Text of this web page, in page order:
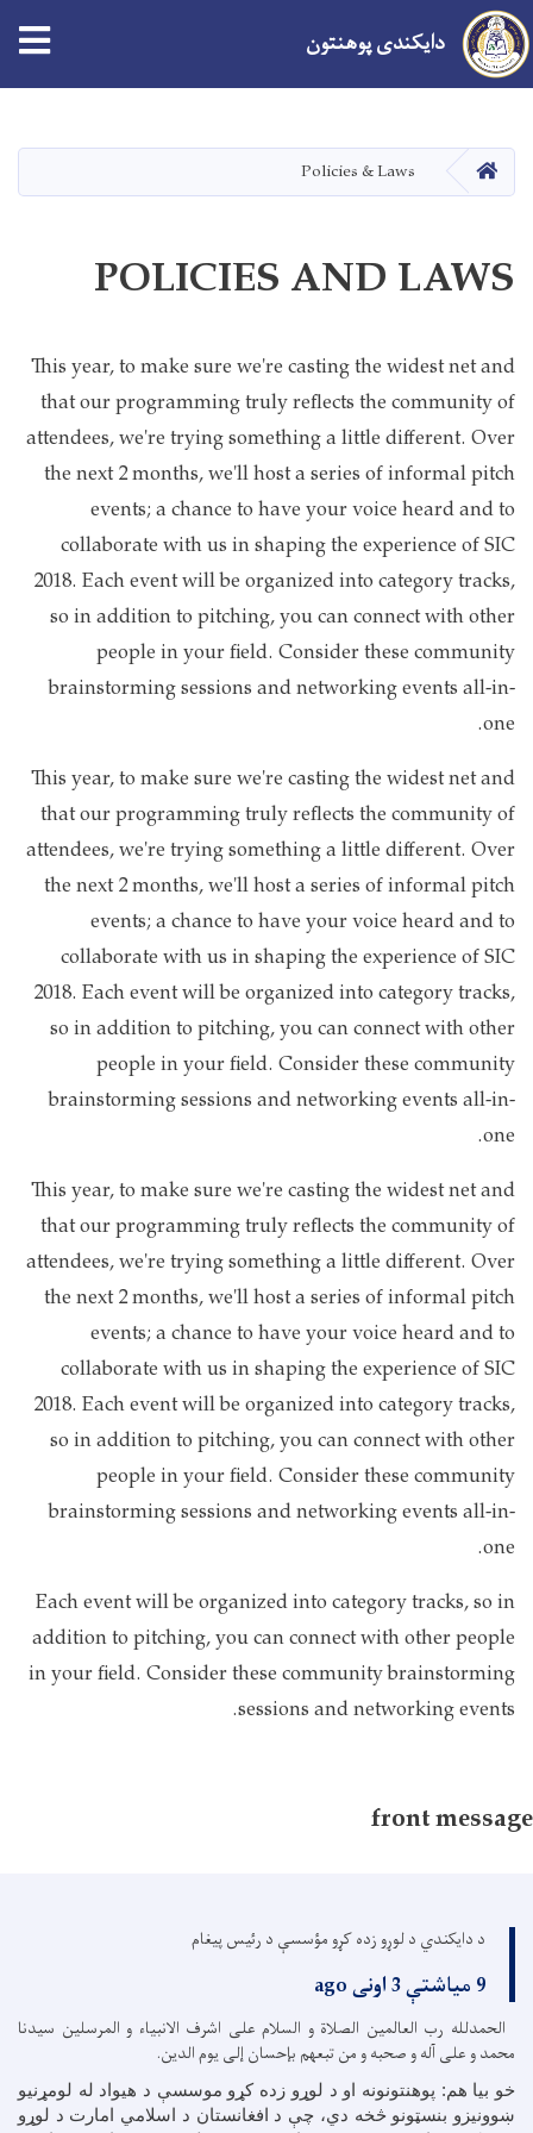
دایکندی پوهنتون
کور Policies & Laws
POLICIES AND LAWS
This year, to make sure we're casting the widest net and
that our programming truly reflects the community of
attendees, we're trying something a little different. Over
the next 2 months, we'll host a series of informal pitch
events; a chance to have your voice heard and to
collaborate with us in shaping the experience of SIC
2018. Each event will be organized into category tracks,
so in addition to pitching, you can connect with other
people in your field. Consider these community
brainstorming sessions and networking events all-in-
one.
This year, to make sure we're casting the widest net and
that our programming truly reflects the community of
attendees, we're trying something a little different. Over
the next 2 months, we'll host a series of informal pitch
events; a chance to have your voice heard and to
collaborate with us in shaping the experience of SIC
2018. Each event will be organized into category tracks,
so in addition to pitching, you can connect with other
people in your field. Consider these community
brainstorming sessions and networking events all-in-
one.
This year, to make sure we're casting the widest net and
that our programming truly reflects the community of
attendees, we're trying something a little different. Over
the next 2 months, we'll host a series of informal pitch
events; a chance to have your voice heard and to
collaborate with us in shaping the experience of SIC
2018. Each event will be organized into category tracks,
so in addition to pitching, you can connect with other
people in your field. Consider these community
brainstorming sessions and networking events all-in-
one.
Each event will be organized into category tracks, so in
addition to pitching, you can connect with other people
in your field. Consider these community brainstorming
sessions and networking events.
front message
د دایکندي د لوړو زده کړو مؤسسې د رئیس پیغام
9 میاشتې 3 اونی ago
الحمدلله رب العالمین الصلاة و السلام علی اشرف الانبیاء و المرسلین سیدنا
محمد و علی آله و صحبه و من تبعهم بإحسان إلی یوم الدین.
خو بیا هم: پوهنتونونه او د لوړو زده کړو موسسې د هیواد له لومړنیو
ښوونیزو بنسټونو څخه دي، چې د افغانستان د اسلامي امارت د لوړو